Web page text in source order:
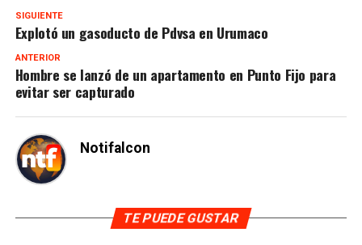
SIGUIENTE
Explotó un gasoducto de Pdvsa en Urumaco
ANTERIOR
Hombre se lanzó de un apartamento en Punto Fijo para
evitar ser capturado
Notifalcon
TE PUEDE GUSTAR